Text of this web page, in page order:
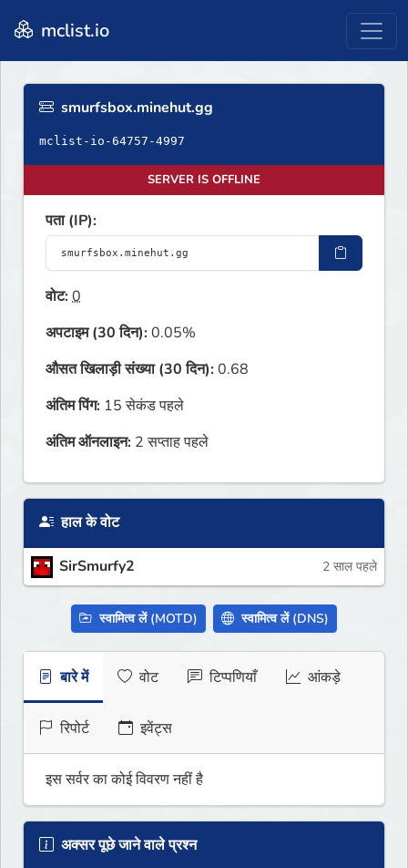
mclist.io
smurfsbox.minehut.gg
mclist-io-64757-4997
SERVER IS OFFLINE
पता (IP):
वोट:0
अपटाइम (30 दिन):0.05%
औसत खिलाड़ी संख्या (30 दिन):0.68
अंतिम पिंग: 15 सेकंड पहले
अंतिम ऑनलाइन: 2 सप्ताह पहले
हाल के वोट
SirSmurfy2 2 साल पहले
स्वामित्व लें (MOTD) स्वामित्व लें (DNS)
बारे में वोट टिप्पणियाँ आंकड़े
रिपोर्ट इवेंट्स
इस सर्वर का कोई विवरण नहीं है
अक्सर पूछे जाने वाले प्रश्न